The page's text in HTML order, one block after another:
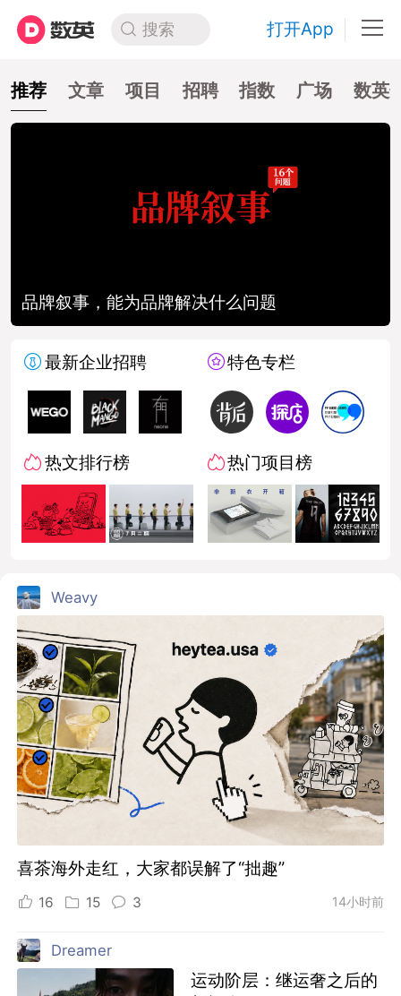
搜索 打开App
推荐 文章 项目 招聘 指数 广场 数英
品牌叙事，能为品牌解决什么问题
最新企业招聘
热文排行榜
特色专栏
热门项目榜
Weavy
喜茶海外走红，大家都误解了“拙趣”
16 15 3 14小时前
Dreamer
运动阶层：继运奢之后的